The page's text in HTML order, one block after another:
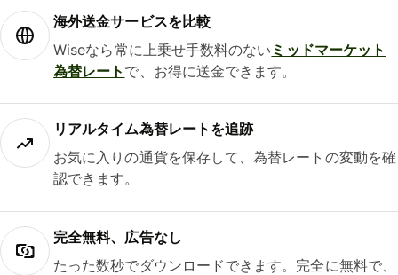
海外送金サービスを比較
Wiseなら常に上乗せ手数料のない ミッドマーケット
為替レート で、お得に送金できます。
リアルタイム為替レートを追跡
お気に入りの通貨を保存して、為替レートの変動を確
認できます。
完全無料、広告なし
たった数秒でダウンロードできます。完全に無料で、